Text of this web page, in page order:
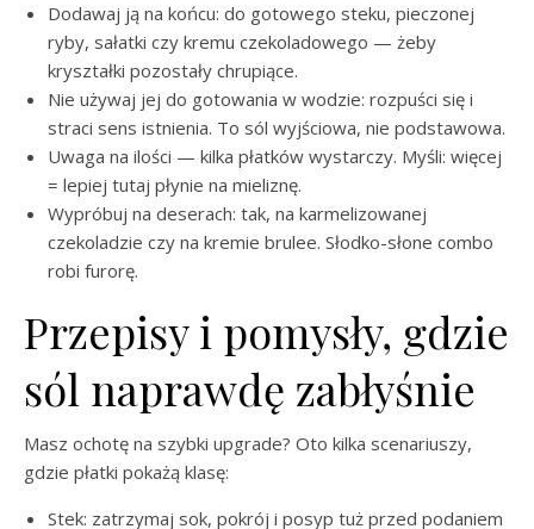
Dodawaj ją na końcu: do gotowego steku, pieczonej
ryby, sałatki czy kremu czekoladowego — żeby
kryształki pozostały chrupiące.
Nie używaj jej do gotowania w wodzie: rozpuści się i
straci sens istnienia. To sól wyjściowa, nie podstawowa.
Uwaga na ilości — kilka płatków wystarczy. Myśli: więcej
= lepiej tutaj płynie na mieliznę.
Wypróbuj na deserach: tak, na karmelizowanej
czekoladzie czy na kremie brulee. Słodko-słone combo
robi furorę.
Przepisy i pomysły, gdzie
sól naprawdę zabłyśnie
Masz ochotę na szybki upgrade? Oto kilka scenariuszy,
gdzie płatki pokażą klasę:
Stek: zatrzymaj sok, pokrój i posyp tuż przed podaniem